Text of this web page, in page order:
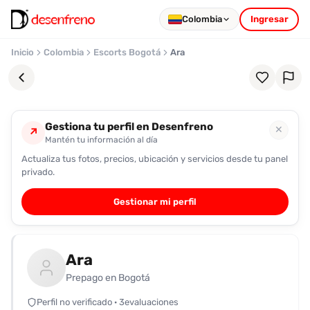
Colombia Ingresar
Inicio Colombia Escorts Bogotá Ara
Favoritos
Pronto
podrás
registrarte
guardar
favoritas
para
↗ Gestiona tu perfil en Desenfreno
Mantén tu información al día
✕
Actualiza tus fotos, precios, ubicación y servicios desde tu panel
privado.
Gestionar mi perfil
Ara
Prepago en Bogotá
Perfil no verificado · 3evaluaciones